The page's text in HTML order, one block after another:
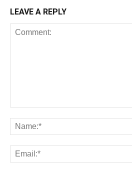
LEAVE A REPLY